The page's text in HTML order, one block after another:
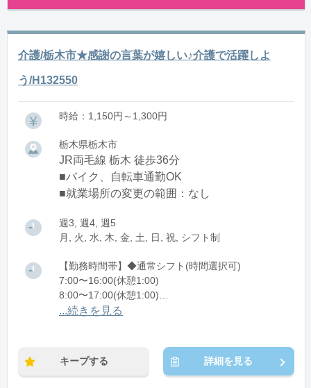
介護/栃木市★感謝の言葉が嬉しい♪介護で活躍しよ
う/H132550
時給：1,150円～1,300円
栃木県栃木市
JR両毛線 栃木 徒歩36分
■バイク、自転車通勤OK
■就業場所の変更の範囲：なし
週3, 週4, 週5
月, 火, 水, 木, 金, 土, 日, 祝, シフト制
【勤務時間帯】◆通常シフト(時間選択可)
7:00〜16:00(休憩1:00)
8:00〜17:00(休憩1:00)
12:00〜21:00(休憩1:00)
...続きを見る
キープする 詳細を見る